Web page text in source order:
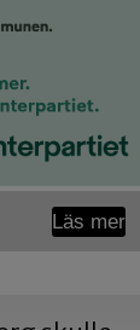
Läs mer